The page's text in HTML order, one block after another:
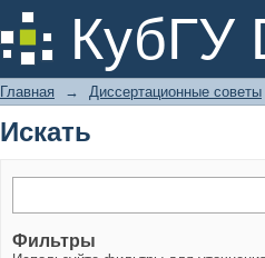
КубГУ
Искать
Главная → Диссертационные советы
Искать
Фильтры